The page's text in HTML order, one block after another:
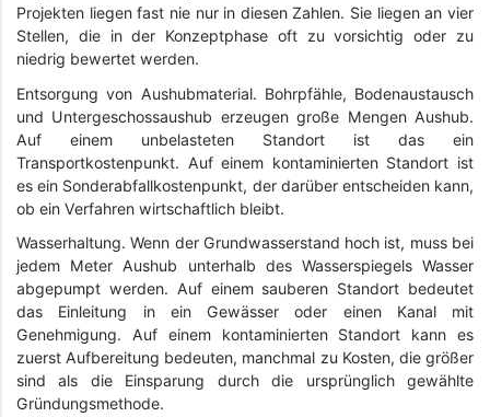
Projekten liegen fast nie nur in diesen Zahlen. Sie liegen an vier
Stellen, die in der Konzeptphase oft zu vorsichtig oder zu
niedrig bewertet werden.
Entsorgung von Aushubmaterial. Bohrpfähle, Bodenaustausch
und Untergeschossaushub erzeugen große Mengen Aushub.
Auf einem unbelasteten Standort ist das ein
Transportkostenpunkt. Auf einem kontaminierten Standort ist
es ein Sonderabfallkostenpunkt, der darüber entscheiden kann,
ob ein Verfahren wirtschaftlich bleibt.
Wasserhaltung. Wenn der Grundwasserstand hoch ist, muss bei
jedem Meter Aushub unterhalb des Wasserspiegels Wasser
abgepumpt werden. Auf einem sauberen Standort bedeutet
das Einleitung in ein Gewässer oder einen Kanal mit
Genehmigung. Auf einem kontaminierten Standort kann es
zuerst Aufbereitung bedeuten, manchmal zu Kosten, die größer
sind als die Einsparung durch die ursprünglich gewählte
Gründungsmethode.